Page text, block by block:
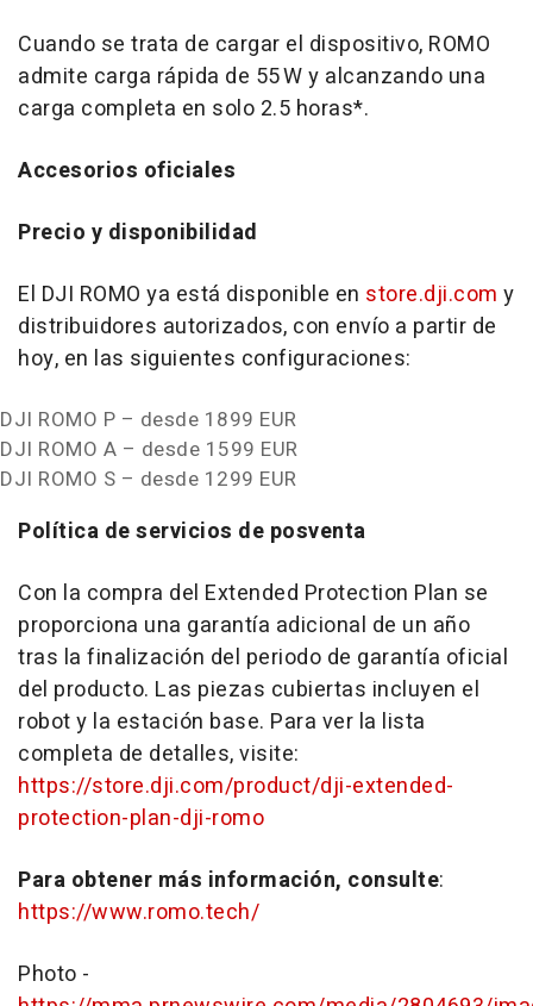
Cuando se trata de cargar el dispositivo, ROMO
admite carga rápida de 55 W y alcanzando una
carga completa en solo 2.5 horas*.
Accesorios oficiales
Precio y disponibilidad
El DJI ROMO ya está disponible en store.dji.com y
distribuidores autorizados, con envío a partir de
hoy, en las siguientes configuraciones:
DJI ROMO P – desde 1899 EUR
DJI ROMO A – desde 1599 EUR
DJI ROMO S – desde 1299 EUR
Política de servicios de posventa
Con la compra del Extended Protection Plan se
proporciona una garantía adicional de un año
tras la finalización del periodo de garantía oficial
del producto. Las piezas cubiertas incluyen el
robot y la estación base. Para ver la lista
completa de detalles, visite:
https://store.dji.com/product/dji-extended-
protection-plan-dji-romo
Para obtener más información, consulte:
https://www.romo.tech/
Photo -